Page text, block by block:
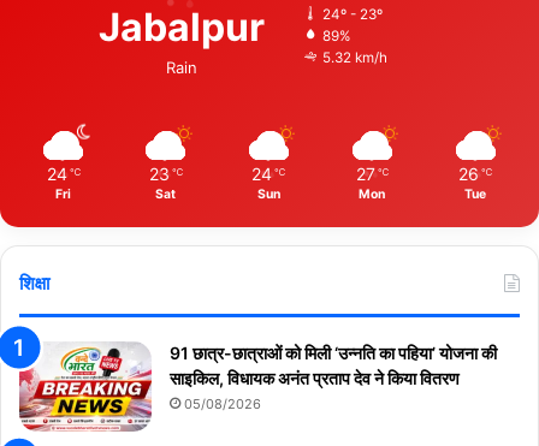
Jabalpur
Rain
24º - 23º
89%
5.32 km/h
24 ℃
Fri
23 ℃
Sat
24 ℃
Sun
27 ℃
Mon
26 ℃
Tue
शिक्षा
91 छात्र-छात्राओं को मिली ‘उन्नति का पहिया’ योजना की
साइकिल, विधायक अनंत प्रताप देव ने किया वितरण
05/08/2026